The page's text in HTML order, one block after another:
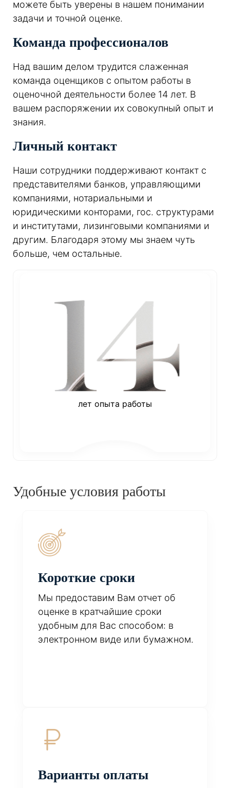
можете быть уверены в нашем понимании
задачи и точной оценке.
Команда профессионалов
Над вашим делом трудится слаженная
команда оценщиков с опытом работы в
оценочной деятельности более 14 лет. В
вашем распоряжении их совокупный опыт и
знания.
Личный контакт
Наши сотрудники поддерживают контакт с
представителями банков, управляющими
компаниями, нотариальными и
юридическими конторами, гос. структурами
и институтами, лизинговыми компаниями и
другим. Благодаря этому мы знаем чуть
больше, чем остальные.
лет опыта работы
Удобные условия работы
Короткие сроки
Мы предоставим Вам отчет об
оценке в кратчайшие сроки
удобным для Вас способом: в
электронном виде или бумажном.
Варианты оплаты